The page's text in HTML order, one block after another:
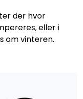
der hvor
eller i
om vinteren.